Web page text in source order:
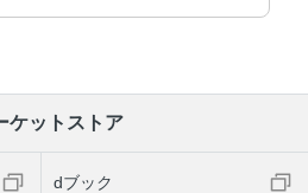
ケットストア
dブック